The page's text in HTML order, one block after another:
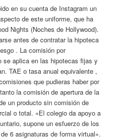
en su cuenta de Instagram un
de este uniforme, que ha
Nights (Noches de Hollywood).
antes de contratar la hipoteca
. La comisión por
se aplica en las hipotecas fijas y
TAE o tasa anual equivalente ,
que pudieras haber por
la comisión de apertura de la
un producto sin comisión de
o total. «El colegio da apoyo a
supone un esfuerzo de los
6 asignaturas de forma virtual».